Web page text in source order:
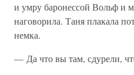
и умру баронессой Вольф и
наговорила. Таня плакала
немка.
— Да что вы там, сдурели,